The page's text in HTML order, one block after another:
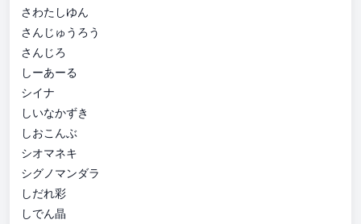
さわたしゆん
さんじゅうろう
さんじろ
しーあーる
シイナ
しいなかずき
しおこんぶ
シオマネキ
シグノマンダラ
しだれ彩
しでん晶